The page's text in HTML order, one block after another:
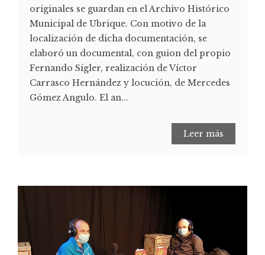
originales se guardan en el Archivo Histórico
Municipal de Ubrique. Con motivo de la
localización de dicha documentación, se
elaboró un documental, con guion del propio
Fernando Sígler, realización de Víctor
Carrasco Hernández y locución, de Mercedes
Gómez Angulo. El an...
Leer más